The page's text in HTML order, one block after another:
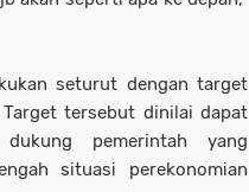
seturut dengan target
tersebut dinilai dapat
pemerintah yang
situasi perekonomian